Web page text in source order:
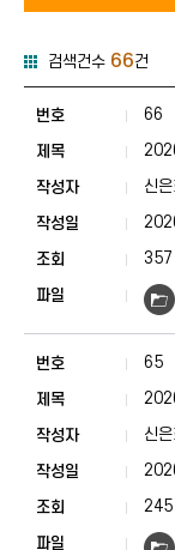
검색건수 66건
66
신은
357
65
신은
245